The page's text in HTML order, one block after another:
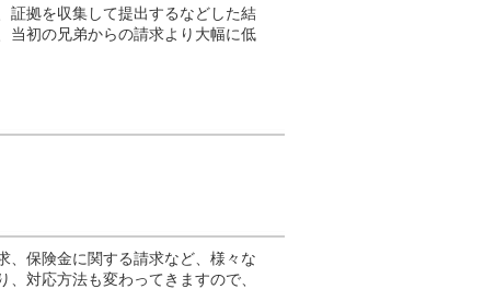
証拠を収集して提出するなどした結
当初の兄弟からの請求より大幅に低
、保険金に関する請求など、様々な
対応方法も変わってきますので、